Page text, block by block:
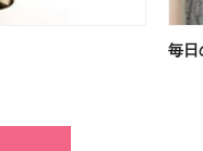
毎日